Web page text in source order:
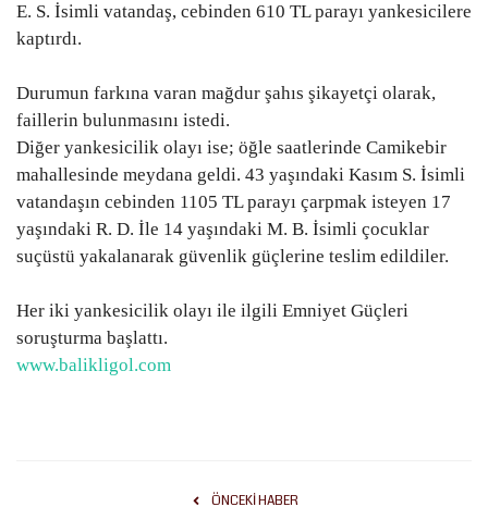
Tekno Bilim
Ekonomi
Galeriler
Siyaset
Künye
Yaşam
Sağlık
E. S. İsimli vatandaş, cebinden 610 TL parayı yankesicilere
kaptırdı.
Durumun farkına varan mağdur şahıs şikayetçi olarak,
faillerin bulunmasını istedi.
Diğer yankesicilik olayı ise; öğle saatlerinde Camikebir
mahallesinde meydana geldi. 43 yaşındaki Kasım S. İsimli
vatandaşın cebinden 1105 TL parayı çarpmak isteyen 17
yaşındaki R. D. İle 14 yaşındaki M. B. İsimli çocuklar
suçüstü yakalanarak güvenlik güçlerine teslim edildiler.
Her iki yankesicilik olayı ile ilgili Emniyet Güçleri
soruşturma başlattı.
www.balikligol.com
ÖNCEKI HABER